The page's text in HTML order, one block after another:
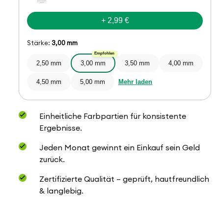
+ 2,99 €
Stärke: 3,00 mm
2,50 mm 3,00 mm
Empfohlen
3,50 mm 4,00 mm
4,50 mm 5,00 mm Mehr laden
Einheitliche Farbpartien für konsistente
Ergebnisse.
Jeden Monat gewinnt ein Einkauf sein Geld
zurück.
Zertifizierte Qualität – geprüft, hautfreundlich
& langlebig.